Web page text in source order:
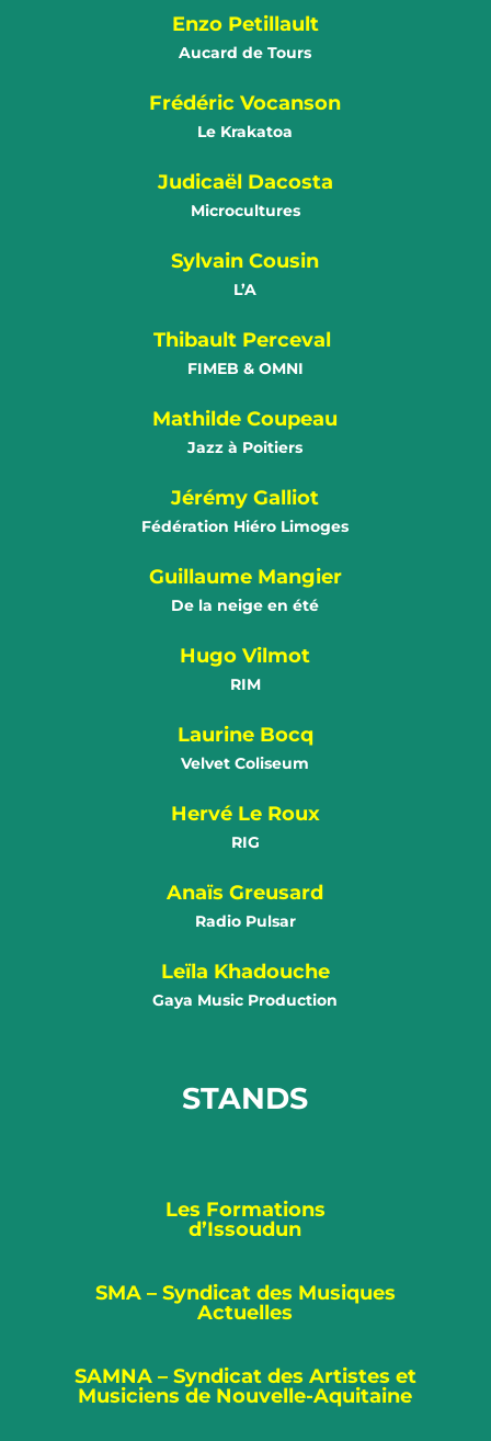
Enzo Petillault
Aucard de Tours
Frédéric Vocanson
Le Krakatoa
Judicaël Dacosta
Microcultures
Sylvain Cousin
L’A
Thibault Perceval
FIMEB & OMNI
Mathilde Coupeau
Jazz à Poitiers
Jérémy Galliot
Fédération Hiéro Limoges
Guillaume Mangier
De la neige en été
Hugo Vilmot
RIM
Laurine Bocq
Velvet Coliseum
Hervé Le Roux
RIG
Anaïs Greusard
Radio Pulsar
Leïla Khadouche
Gaya Music Production
STANDS
Les Formations
d’Issoudun
SMA – Syndicat des Musiques
Actuelles
SAMNA – Syndicat des Artistes et
Musiciens de Nouvelle-Aquitaine